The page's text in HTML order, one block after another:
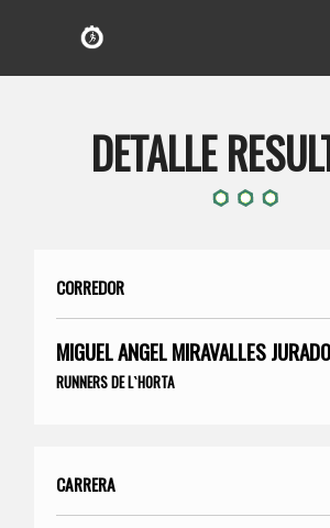
DETALLE
CORREDOR
MIGUEL ANGEL MIRAVALLES JURADO
RUNNERS DE L`HORTA
CARRERA